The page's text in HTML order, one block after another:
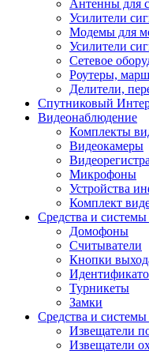
Антенны для
Усилители
Модемы для
Усилители
Сетевое
Роутеры,
Делители,
Спутниковый
Видеонаблюдение
Комплекты
Видеокамеры
Микрофоны
Устройства
Комплект
Средства и
Домофоны
Считыватели
Кнопки
Турникеты
Замки
Средства и
Извещатели
Извещатели